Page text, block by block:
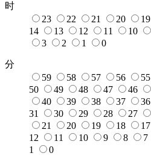
时
23
22 21 20 19
14
13 12 11 10
3
2 1 0
分
59
58 57 56 55
50
49 48 47 46
40
39 38 37 36
31
30 29 28 27
21
20 19 18 17
12
11 10 9 8 7
1
0